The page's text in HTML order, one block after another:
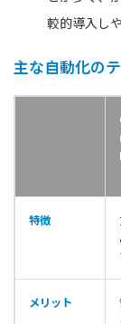
較的導入し
主な自動化の
特徴
メリット